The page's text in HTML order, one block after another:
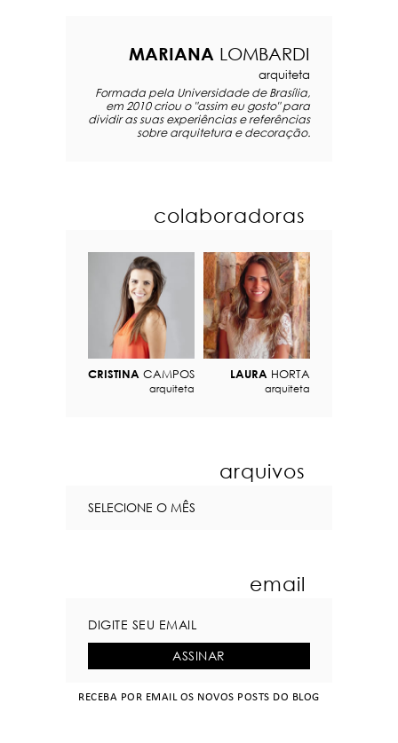
MARIANA LOMBARDI
arquiteta
Formada pela Universidade de Brasília,
em 2010 criou o "assim eu gosto" para
dividir as suas experiências e referências
sobre arquitetura e decoração.
colaboradoras
CRISTINA CAMPOS
arquiteta
LAURA HORTA
arquiteta
arquivos
email
RECEBA POR EMAIL OS NOVOS POSTS DO BLOG